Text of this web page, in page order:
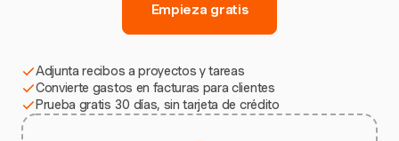
Empieza gratis
Adjunta recibos a proyectos y tareas
Convierte gastos en facturas para clientes
Prueba gratis 30 días, sin tarjeta de crédito